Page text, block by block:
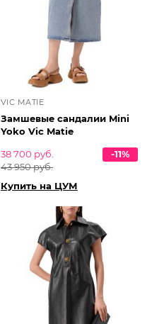
VIC MATIE
Замшевые сандалии Mini
Yoko Vic Matie
38 700 руб.
43 950 руб.
-11%
Купить на ЦУМ